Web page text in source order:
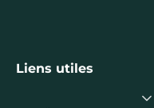
Liens utiles